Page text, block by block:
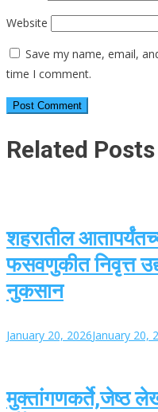
Website
Save my name, email,
time I comment.
Related Posts
शहरातील
फसवणुकीत निवृत्त
नुकसान
January 20, 2026January 20,
मुक्तांगणकर्ते,जेष्ठ